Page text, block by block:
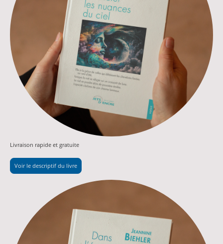
Livraison rapide et gratuite
Voir le descriptif du livre